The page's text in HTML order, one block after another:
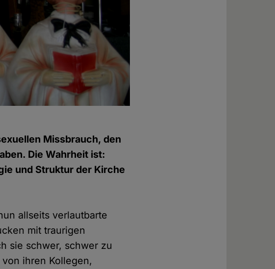
Missbrauch, den
Die Wahrheit ist:
und Struktur der Kirche
allseits verlautbarte
mit traurigen
sie schwer, schwer zu
ihren Kollegen,